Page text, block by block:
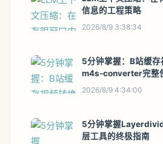
信息的工程策略
2026/8/9 3:38:34
5分钟掌握：B站缓
m4s-converter完整
2026/8/9 4:34:00
5分钟掌握
层工具的终极指南